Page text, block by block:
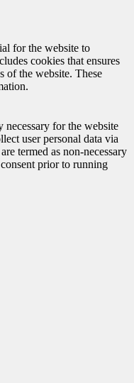
for the website to
cookies that ensures
of the website. These
for the website
user personal data via
termed as non-necessary
prior to running